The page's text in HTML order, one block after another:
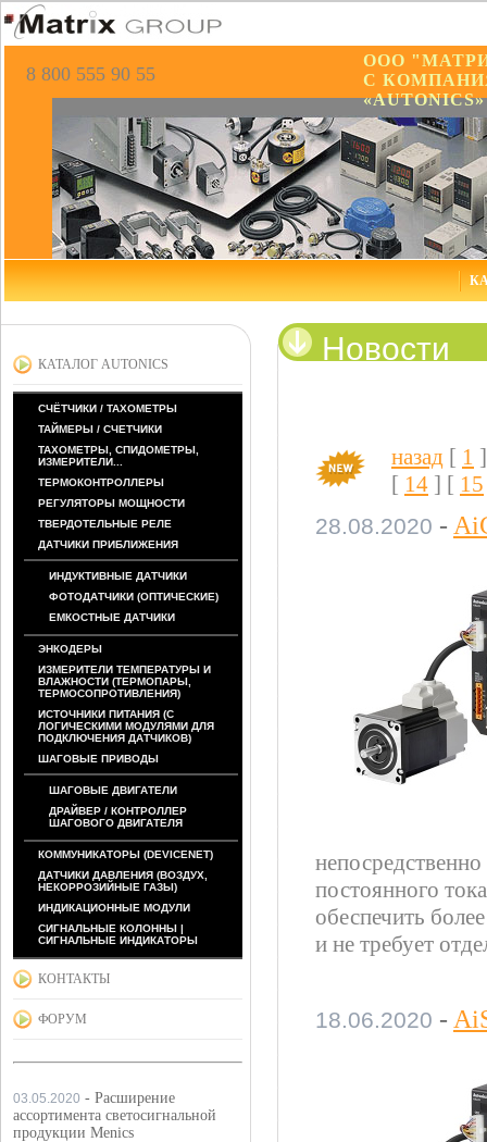
ООО
С
«AUTONICS»
8 800 555 90 55
КАТАЛОГ AUTONICS
СЧЁТЧИКИ / ТАХОМЕТРЫ
ТАЙМЕРЫ / СЧЕТЧИКИ
ТАХОМЕТРЫ, СПИДОМЕТРЫ,
ИЗМЕРИТЕЛИ...
ТЕРМОКОНТРОЛЛЕРЫ
РЕГУЛЯТОРЫ МОЩНОСТИ
ТВЕРДОТЕЛЬНЫЕ РЕЛЕ
ДАТЧИКИ ПРИБЛИЖЕНИЯ
ИНДУКТИВНЫЕ ДАТЧИКИ
ФОТОДАТЧИКИ (ОПТИЧЕСКИЕ)
ЕМКОСТНЫЕ ДАТЧИКИ
ЭНКОДЕРЫ
ИЗМЕРИТЕЛИ ТЕМПЕРАТУРЫ И
ВЛАЖНОСТИ (ТЕРМОПАРЫ,
ТЕРМОСОПРОТИВЛЕНИЯ)
ИСТОЧНИКИ ПИТАНИЯ (С
ЛОГИЧЕСКИМИ МОДУЛЯМИ ДЛЯ
ПОДКЛЮЧЕНИЯ ДАТЧИКОВ)
ШАГОВЫЕ ПРИВОДЫ
ШАГОВЫЕ ДВИГАТЕЛИ
ДРАЙВЕР / КОНТРОЛЛЕР
ШАГОВОГО ДВИГАТЕЛЯ
КОММУНИКАТОРЫ (DEVICENET)
ДАТЧИКИ ДАВЛЕНИЯ (ВОЗДУХ,
НЕКОРРОЗИЙНЫЕ ГАЗЫ)
ИНДИКАЦИОННЫЕ МОДУЛИ
СИГНАЛЬНЫЕ КОЛОННЫ |
СИГНАЛЬНЫЕ ИНДИКАТОРЫ
КОНТАКТЫ
ФОРУМ
03.05.2020 - Расширение
ассортимента светосигнальной
продукции Menics
Новости
назад [ 1
[ 14 ] [ 15
28.08.2020 -
постоянного
обеспечить
и не требует
18.06.2020 -